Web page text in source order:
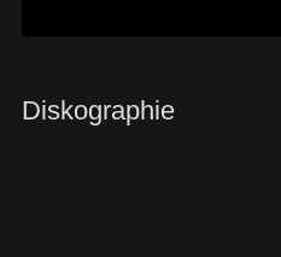
Diskographie